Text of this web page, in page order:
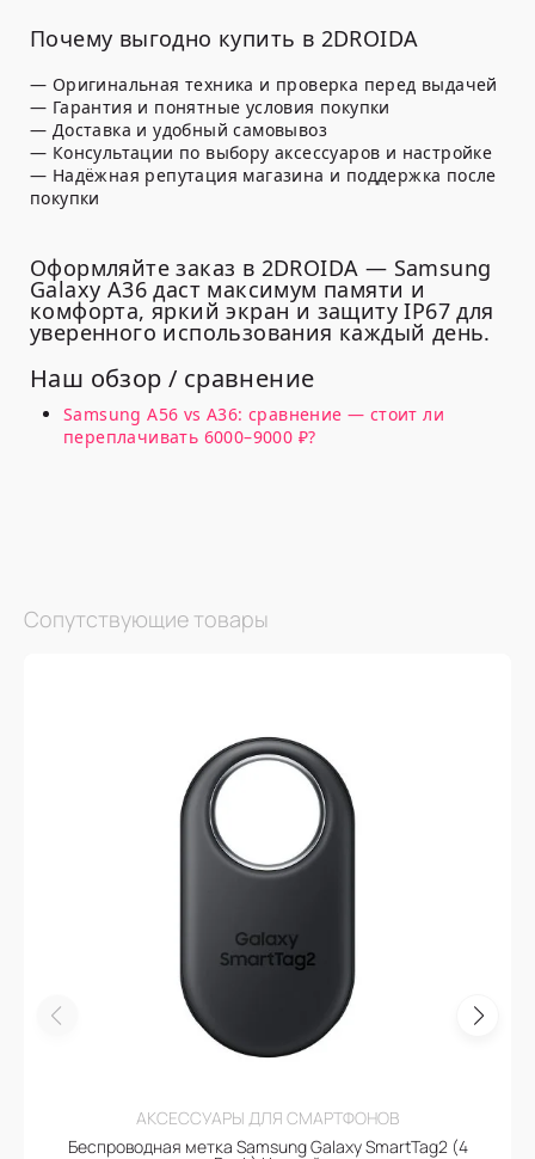
Почему выгодно купить в 2DROIDA
— Оригинальная техника и проверка перед выдачей
— Гарантия и понятные условия покупки
— Доставка и удобный самовывоз
— Консультации по выбору аксессуаров и настройке
— Надёжная репутация магазина и поддержка после
покупки
Оформляйте заказ в 2DROIDA — Samsung
Galaxy A36 даст максимум памяти и
комфорта, яркий экран и защиту IP67 для
уверенного использования каждый день.
Наш обзор / сравнение
Samsung A56 vs A36: сравнение — стоит ли
переплачивать 6000–9000 ₽?
Сопутствующие товары
АКСЕССУАРЫ ДЛЯ СМАРТФОНОВ
Беспроводная метка Samsung Galaxy SmartTag2 (4